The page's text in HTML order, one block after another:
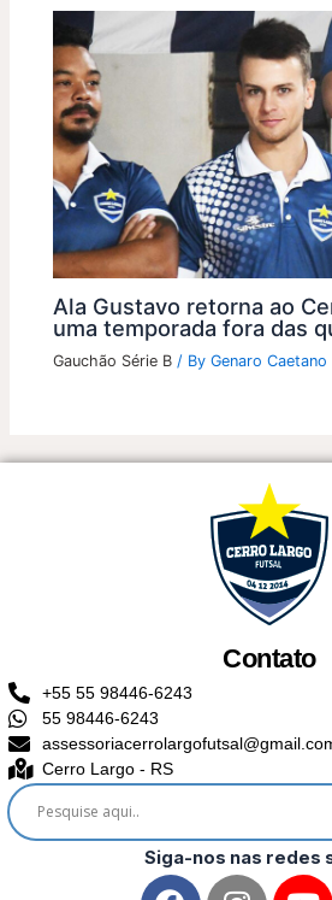
Ala Gustavo retorna ao
uma temporada fora das
Gauchão Série B / ByGenaro Caetano
Contato
+55 55 98446-6243
55 98446-6243
Cerro Largo - RS
Siga-nos nas redes
F
I
Y